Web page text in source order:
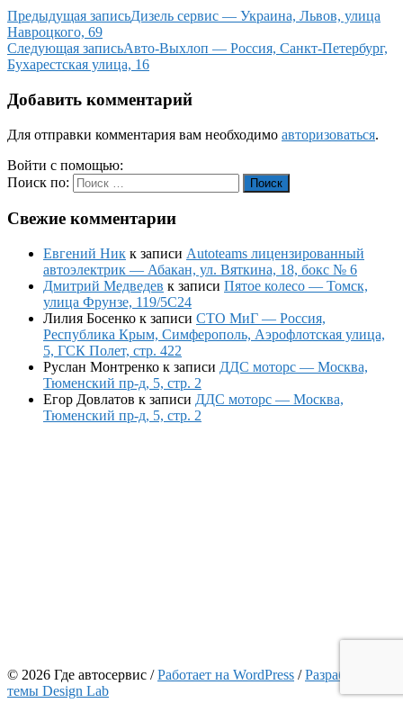
Предыдущая записьДизель сервис — Украина, Львов, улица
Навроцкого, 69
Следующая записьАвто-Выхлоп — Россия, Санкт-Петербург,
Бухарестская улица, 16
Добавить комментарий
Для отправки комментария вам необходимо авторизоваться.
Войти с помощью:
Поиск по:
Поиск
Свежие комментарии
Евгений Ник к записи Autoteams лицензированный
автоэлектрик — Абакан, ул. Вяткина, 18, бокс № 6
Дмитрий Медведев к записи Пятое колесо — Томск,
улица Фрунзе, 119/5С24
Лилия Босенко к записи СТО МиГ — Россия,
Республика Крым, Симферополь, Аэрофлотская улица,
5, ГСК Полет, стр. 422
Руслан Монтренко к записи ДДС моторс — Москва,
Тюменский пр-д, 5, стр. 2
Егор Довлатов к записи ДДС моторс — Москва,
Тюменский пр-д, 5, стр. 2
© 2026 Где автосервис / Работает на WordPress / Разработчик
темы Design Lab